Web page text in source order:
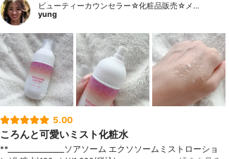
ビューティーカウンセラー☆化粧品販売☆メ…
yung
5.00
ころんと可愛いミスト化粧水
**⁡________________⁡ソアソーム ⁡エクソソームミストローショ